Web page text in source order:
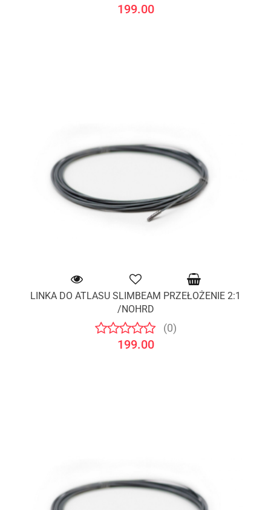
199.00
LINKA DO ATLASU SLIMBEAM PRZEŁOŻENIE 2:1
/NOHRD
(0)
199.00